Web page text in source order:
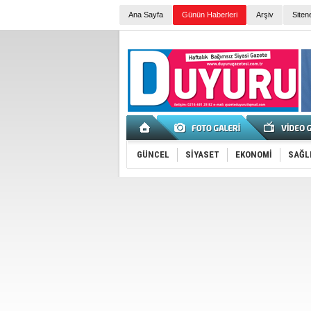
Ana Sayfa Günün Haberleri Arşiv
GÜNCEL SİYASET EKONOMİ